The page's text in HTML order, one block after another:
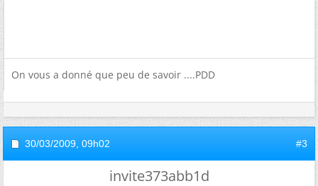
On vous a donné que peu de savoir ....PDD
30/03/2009, 09h02 #3
invite373abb1d